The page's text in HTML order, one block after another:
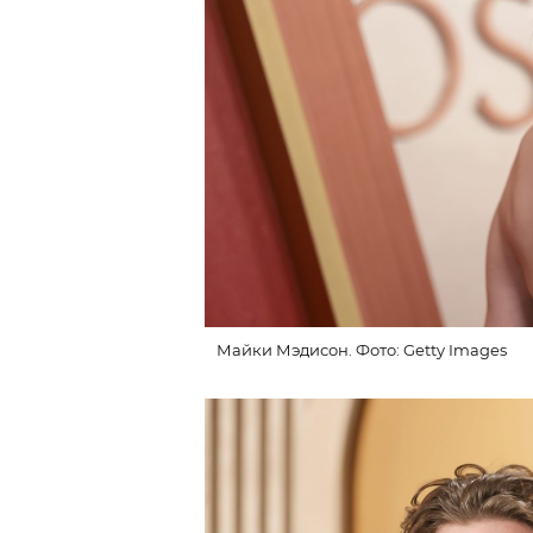
Майки Мэдисон. Фото: Getty Images